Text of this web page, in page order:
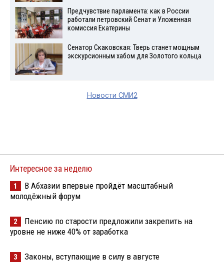
Предчувствие парламента: как в России
работали петровский Сенат и Уложенная
комиссия Екатерины
Сенатор Скаковская: Тверь станет мощным
экскурсионным хабом для Золотого кольца
Новости СМИ2
Интересное за неделю
1
В Абхазии впервые пройдёт масштабный
молодёжный форум
2
Пенсию по старости предложили закрепить на
уровне не ниже 40% от заработка
3 Законы, вступающие в силу в августе